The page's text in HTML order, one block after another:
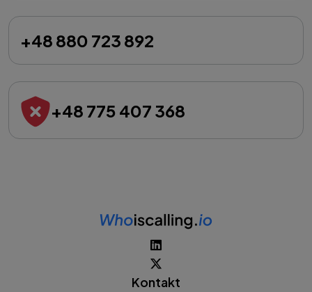
+48 880 723 892
+48 775 407 368
Kontakt